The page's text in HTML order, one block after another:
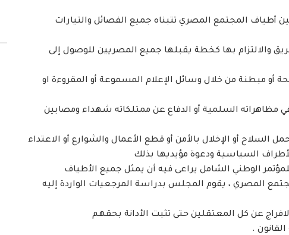
أطياف المجتمع المصري تتبناه جميع الفصائل والتيارات
والالتزام بها كخطة يقبلها جميع المصريين للوصول إلى
أو مبطنة من خلال وسائل الإعلام المسموعة أو المقروءة او
مظاهراته السلمية أو الدفاع عن ممتلكاته شهداء ومصابين
أو الإخلال بالأمن أو قطع الأعمال والشوارع أو الاعتداء
السياسية ودعوة مؤيديها بذلك
الوطني الشامل يراعى فيه أن يمثل جميع الأطياف
المصري ، يقوم المجلس بدراسة المرجعيات الواردة إليه